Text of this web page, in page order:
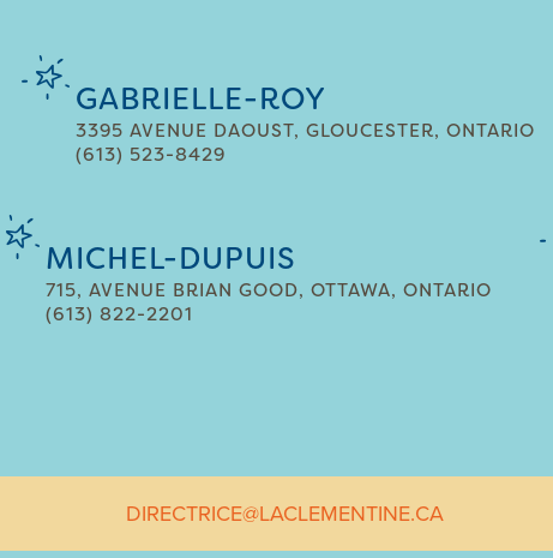
GABRIELLE-ROY
3395 AVENUE DAOUST, GLOUCESTER, ONTARIO
(613) 523-8429
MICHEL-DUPUIS
715, AVENUE BRIAN GOOD, OTTAWA, ONTARIO
(613) 822-2201
DIRECTRICE@LACLEMENTINE.CA